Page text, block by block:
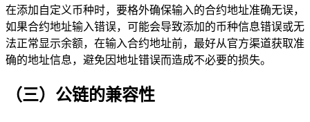
在添加自定义币种时，要格外确保输入的合约地址准确无误，
如果合约地址输入错误，可能会导致添加的币种信息错误或无
法正常显示余额，在输入合约地址前，最好从官方渠道获取准
确的地址信息，避免因地址错误而造成不必要的损失。
（三）公链的兼容性